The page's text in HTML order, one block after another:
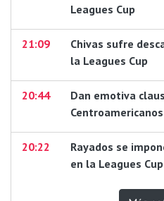
Leagues Cup
21:09
Chivas sufre
la Leagues Cup
20:44
Dan emotiva
20:22
Rayados se
en la Leagues Cup